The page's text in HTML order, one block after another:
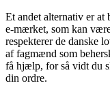
Et andet alternativ er
e-mærket, som kan
respekterer de danske
af fagmænd som
få hjælp, for så vidt du
din ordre.